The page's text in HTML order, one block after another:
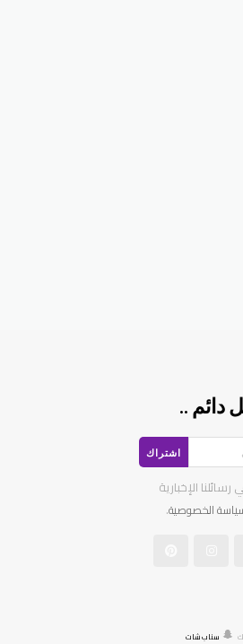
دائم ..
اشتراك
الإخبارية
الخصوصية.
سناب شات